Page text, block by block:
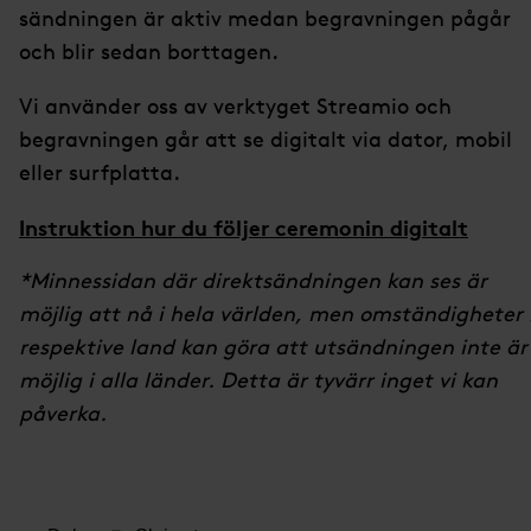
sändningen är aktiv medan begravningen pågår
och blir sedan borttagen.
Vi använder oss av verktyget Streamio och
begravningen går att se digitalt via dator, mobil
eller surfplatta.
Instruktion hur du följer ceremonin digitalt
*Minnessidan där direktsändningen kan ses är
möjlig att nå i hela världen, men omständigheter
respektive land kan göra att utsändningen inte är
möjlig i alla länder. Detta är tyvärr inget vi kan
påverka.